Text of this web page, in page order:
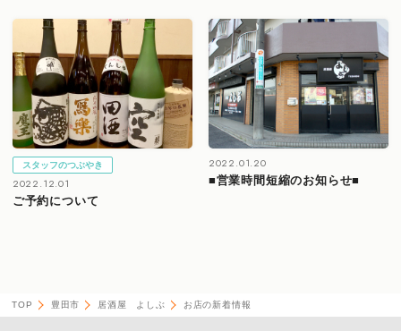
スタッフのつぶやき
2022.12.01
ご予約について
2022.01.20
■営業時間短縮のお知らせ■
TOP 豊田市 居酒屋 よしぶ お店の新着情報